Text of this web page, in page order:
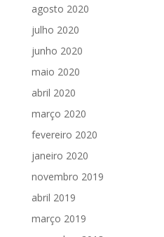
agosto 2020
julho 2020
junho 2020
maio 2020
abril 2020
março 2020
fevereiro 2020
janeiro 2020
novembro 2019
abril 2019
março 2019